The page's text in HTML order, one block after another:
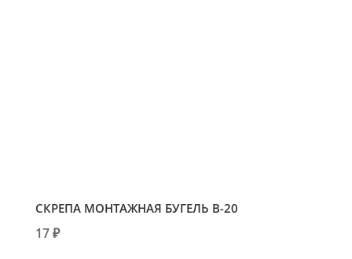
СКРЕПА МОНТАЖНАЯ БУГЕЛЬ В-20
17 ₽